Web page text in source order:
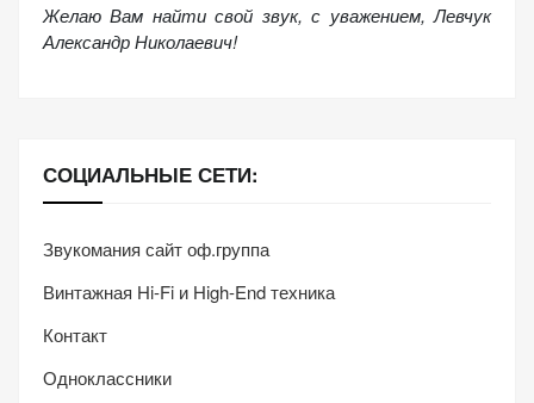
Желаю Вам найти свой звук, с уважением, Левчук
Александр Николаевич!
СОЦИАЛЬНЫЕ СЕТИ:
Звукомания сайт оф.группа
Винтажная Hi-Fi и High-End техника
Контакт
Одноклассники